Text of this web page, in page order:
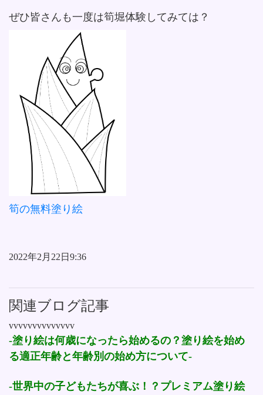
ぜひ皆さんも一度は筍堀体験してみては？
筍の無料塗り絵
2022年2月22日9:36
関連ブログ記事
vvvvvvvvvvvvvv
-塗り絵は何歳になったら始めるの？塗り絵を始め
る適正年齢と年齢別の始め方について-
-世界中の子どもたちが喜ぶ！？プレミアム塗り絵